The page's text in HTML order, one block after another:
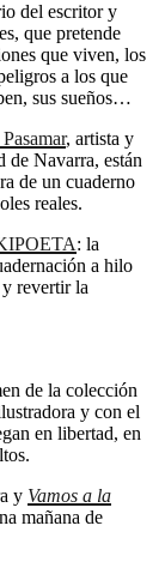
del escritor y
que pretende
que viven, los
a los que
sus sueños…
, artista y
de Navarra, están
de un cuaderno
reales.
: la
a hilo
revertir la
de la colección
y con el
en libertad, en
y Vamos a la
mañana de